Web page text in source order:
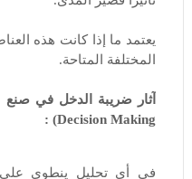
يعتمد ما إذا كانت هذه
المختلفة المتاحة.
Decision Making) :
في أي تحليل ينطوي على